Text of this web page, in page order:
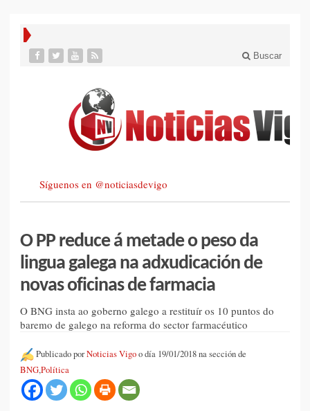
Buscar
Síguenos en @noticiasdevigo
O PP reduce á metade o peso da
lingua galega na adxudicación de
novas oficinas de farmacia
O BNG insta ao goberno galego a restituír os 10 puntos do
baremo de galego na reforma do sector farmacéutico
Publicado porNoticias Vigoo día 19/01/2018 na sección de
BNG,Política